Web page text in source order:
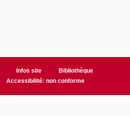
Infos site
Bibliothèque
Accessibilité: non conforme